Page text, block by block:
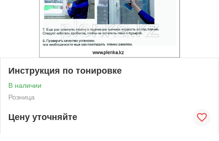
Инструкция по тонировке
В наличии
Розница
Цену уточняйте